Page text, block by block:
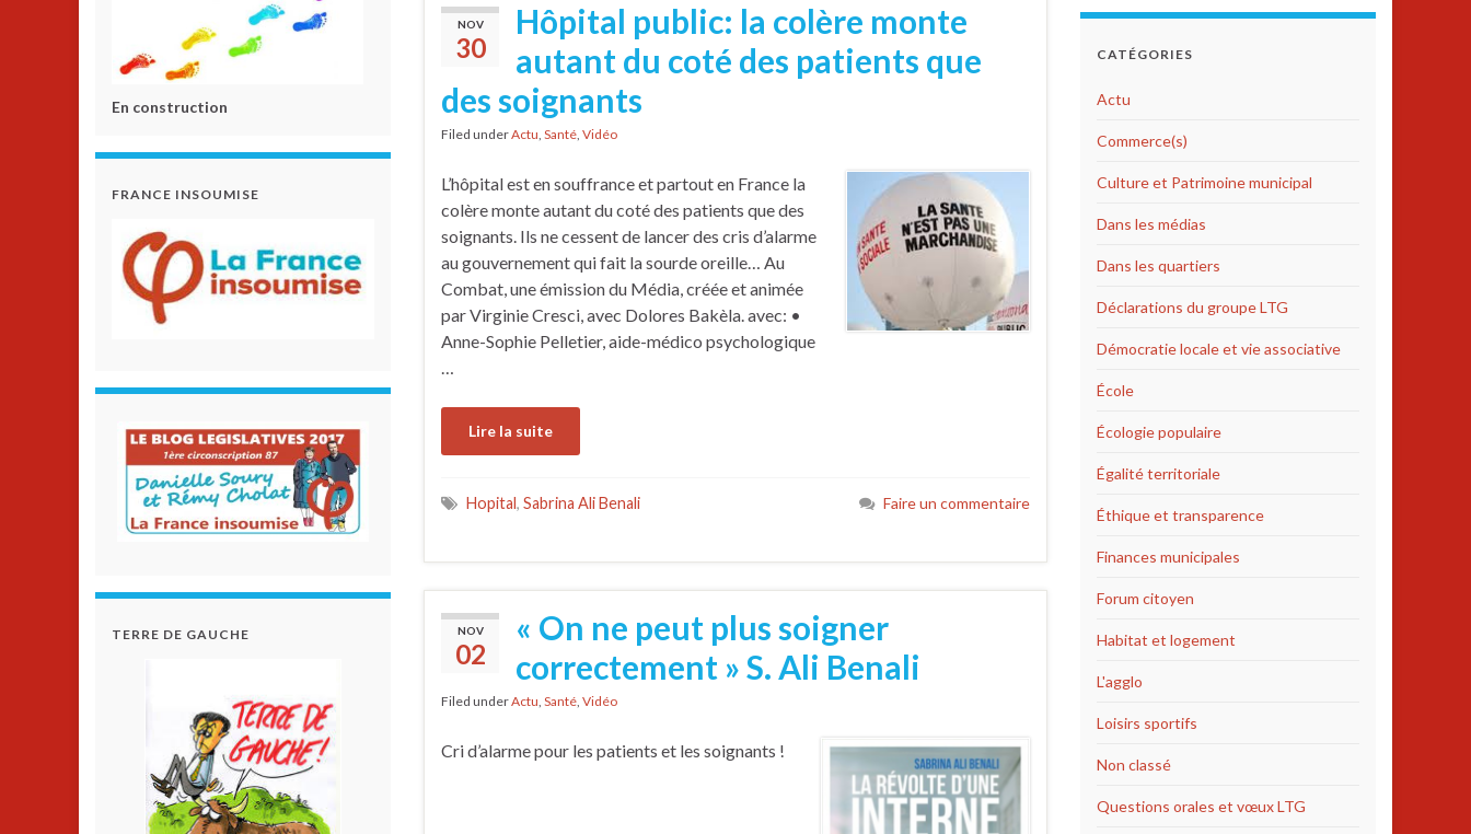
NOV
30
Hôpital public: la colère monte
autant du coté des patients que
des soignants
Filed underActu, Santé, Vidéo
L’hôpital est en souffrance et partout en France la
colère monte autant du coté des patients que des
soignants. Ils ne cessent de lancer des cris d’alarme
au gouvernement qui fait la sourde oreille… Au
Combat, une émission du Média, créée et animée
par Virginie Cresci, avec Dolores Bakèla. avec: •
Anne-Sophie Pelletier, aide-médico psychologique
…
Lire la suite
Hopital, Sabrina Ali Benali Faire un commentaire
NOV
02
« On ne peut plus soigner
correctement » S. Ali Benali
Filed underActu, Santé, Vidéo
Cri d’alarme pour les patients et les soignants !
En construction
FRANCE INSOUMISE
TERRE DE GAUCHE
CATÉGORIES
Actu
Commerce(s)
Culture et Patrimoine municipal
Dans les médias
Dans les quartiers
Déclarations du groupe LTG
Démocratie locale et vie associative
École
Écologie populaire
Égalité territoriale
Éthique et transparence
Finances municipales
Forum citoyen
Habitat et logement
L'agglo
Loisirs sportifs
Non classé
Questions orales et vœux LTG